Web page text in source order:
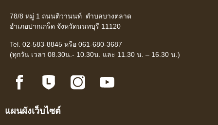
78/8 หมู่ 1 ถนนติวานนท์ ตำบลบางตลาด
อำเภอปากเกร็ด จังหวัดนนทบุรี 11120
Tel. 02-583-8845 หรือ 061-680-3687
(ทุกวัน เวลา 08.30น.- 10.30น. และ 11.30 น. – 16.30 น.)
แผนผังเว็บไซต์